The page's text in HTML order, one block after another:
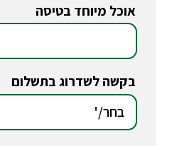
אוכל מיוחד בטיסה
בקשה לשדרוג בתשלום